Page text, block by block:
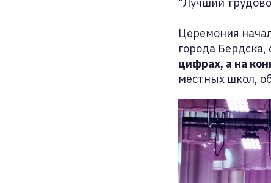
“Лучший
Церемония
города Бердска,
цифрах, а на
местных школ,